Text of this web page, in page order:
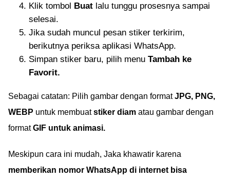
Klik tombol
Buat lalu tunggu prosesnya sampai
selesai.
Jika sudah muncul pesan stiker terkirim,
berikutnya periksa aplikasi WhatsApp.
Simpan stiker baru, pilih menu Tambah ke
Favorit.
Sebagai catatan: Pilih gambar dengan formatJPG, PNG,
WEBP untuk membuatstiker diam atau gambar dengan
formatGIF untuk animasi.
Meskipun cara ini mudah, Jaka khawatir karena
memberikan nomor WhatsApp di internet bisa